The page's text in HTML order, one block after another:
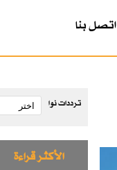
اتصل بنا
ترددات نوا
الأكثر قراءة